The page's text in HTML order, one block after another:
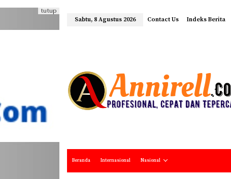
Sabtu, 8 Agustus 2026 Contact Us Indeks Berita
Beranda Internasional Nasional
tutup